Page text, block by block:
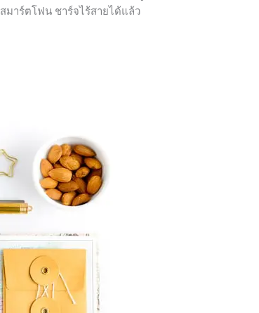
มาร์ตโฟน ชาร์จไร้สายได้แล้ว